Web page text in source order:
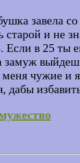
завела
старой и не
Если в 25 ты
замуж
чужие и
дабы